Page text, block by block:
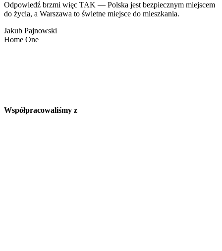
Odpowiedź brzmi więc TAK — Polska jest bezpiecznym miejscem
do życia, a Warszawa to świetne miejsce do mieszkania.
Jakub Pajnowski
Home One
Współpracowaliśmy z